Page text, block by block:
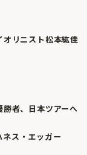
リニスト松本紘佳
者、日本ツアーへ
ス・エッガー